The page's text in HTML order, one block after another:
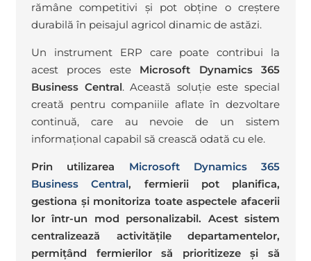
rămâne competitivi și pot obține o creștere
durabilă în peisajul agricol dinamic de astăzi.
Un instrument ERP care poate contribui la
acest proces este Microsoft Dynamics 365
Business Central. Această soluție este special
creată pentru companiile aflate în dezvoltare
continuă, care au nevoie de un sistem
informațional capabil să crească odată cu ele.
Prin utilizarea Microsoft Dynamics 365
Business Central, fermierii pot planifica,
gestiona și monitoriza toate aspectele afacerii
lor într-un mod personalizabil. Acest sistem
centralizează activitățile departamentelor,
permițând fermierilor să prioritizeze și să